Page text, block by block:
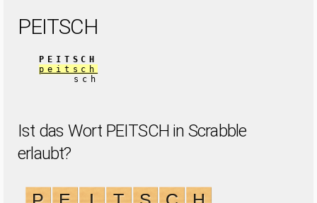
PEITSCH
PEITSCH
peitsch
sch
Ist das Wort PEITSCH in Scrabble
erlaubt?